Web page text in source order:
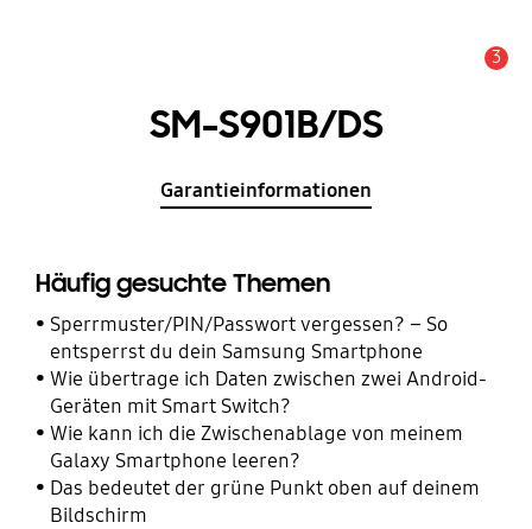
3
SM-S901B/DS
Garantieinformationen
Häufig gesuchte Themen
Sperrmuster/PIN/Passwort vergessen? – So
entsperrst du dein Samsung Smartphone
Wie übertrage ich Daten zwischen zwei Android-
Geräten mit Smart Switch?
Wie kann ich die Zwischenablage von meinem
Galaxy Smartphone leeren?
Das bedeutet der grüne Punkt oben auf deinem
Bildschirm